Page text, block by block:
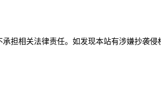
担相关法律责任。如发现本站有涉嫌抄袭侵